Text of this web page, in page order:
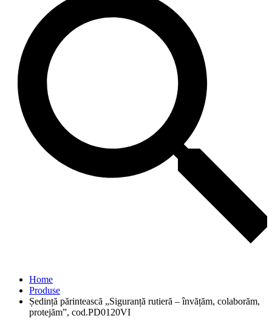
Home
Produse
Ședință părintească „Siguranță rutieră – învățăm, colaborăm,
protejăm”, cod.PD0120VI